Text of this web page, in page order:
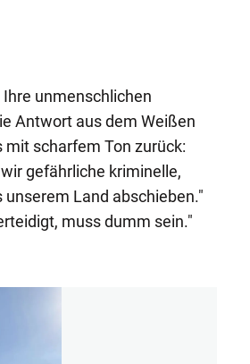
unmenschlichen
Antwort aus dem Weißen
scharfem Ton zurück:
gefährliche kriminelle,
Land abschieben."
muss dumm sein."